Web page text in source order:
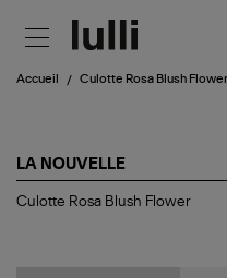
Accueil Culotte Rosa Blush Flower
LA NOUVELLE
Culotte
Culotte Rosa Blush Flower